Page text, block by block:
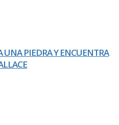
PIEDRA Y ENCUENTRA